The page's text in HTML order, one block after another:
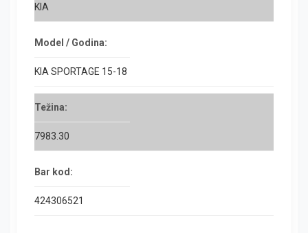
KIA
Model / Godina:
KIA SPORTAGE 15-18
Težina:
7983.30
Bar kod:
424306521